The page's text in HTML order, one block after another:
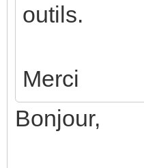
outils.
Merci
Bonjour,